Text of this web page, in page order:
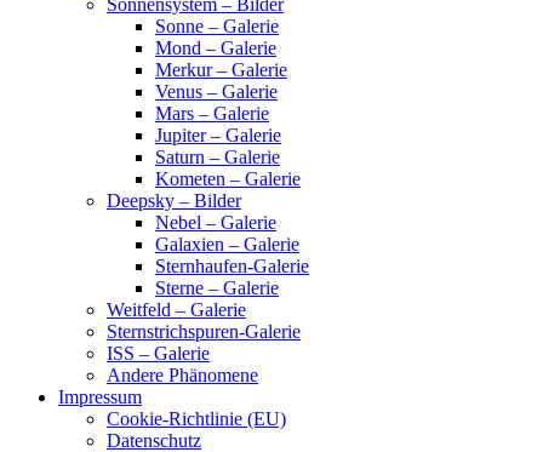
Sonne – Galerie
Mond – Galerie
Merkur – Galerie
Venus – Galerie
Mars – Galerie
Jupiter – Galerie
Saturn – Galerie
Kometen – Galerie
Deepsky – Bilder
Nebel – Galerie
Galaxien – Galerie
Sternhaufen-Galerie
Sterne – Galerie
Weitfeld – Galerie
Sternstrichspuren-Galerie
ISS – Galerie
Andere Phänomene
Impressum
Cookie-Richtlinie (EU)
Datenschutz